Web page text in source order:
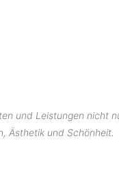
und Leistungen nicht
Ästhetik und Schönheit.